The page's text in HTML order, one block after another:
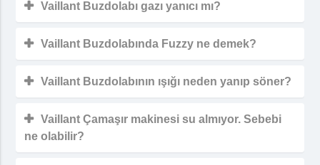
Vaillant Buzdolabı gazı yanıcı mı?
Vaillant Buzdolabında Fuzzy ne demek?
Vaillant Buzdolabının ışığı neden yanıp söner?
Vaillant Çamaşır makinesi su almıyor. Sebebi
ne olabilir?